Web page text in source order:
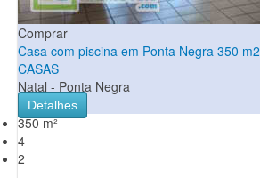
Comprar
Casa com piscina em Ponta Negra 350 m2
CASAS
Natal - Ponta Negra
Detalhes
350 m²
4
2